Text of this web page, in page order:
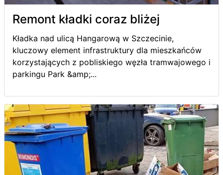
Remont kładki coraz bliżej
Kładka nad ulicą Hangarową w Szczecinie,
kluczowy element infrastruktury dla mieszkańców
korzystających z pobliskiego węzła tramwajowego i
parkingu Park &amp;...